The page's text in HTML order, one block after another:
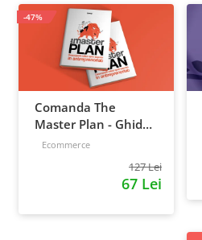
Comanda The
Master Plan - Ghid
pentru antreprenori,
Ecommerce
127 Lei
67 Lei
-47%